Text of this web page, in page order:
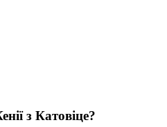
з Катовіце?